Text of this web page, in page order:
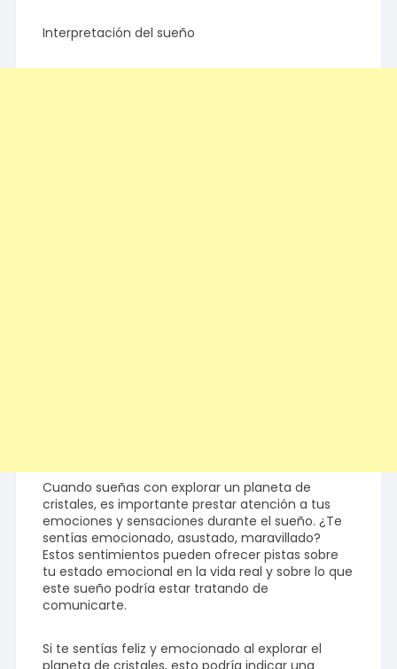
Interpretación del sueño
Cuando sueñas con explorar un planeta de
cristales, es importante prestar atención a tus
emociones y sensaciones durante el sueño. ¿Te
sentías emocionado, asustado, maravillado?
Estos sentimientos pueden ofrecer pistas sobre
tu estado emocional en la vida real y sobre lo que
este sueño podría estar tratando de
comunicarte.
Si te sentías feliz y emocionado al explorar el